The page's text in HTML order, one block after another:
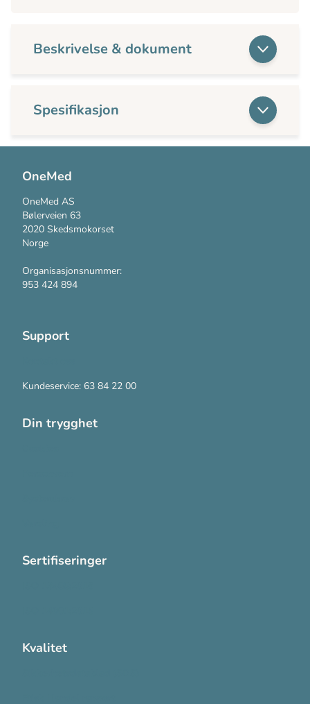
Beskrivelse & dokument
Spesifikasjon
OneMed
OneMed AS
Bølerveien 63
2020 Skedsmokorset
Norge
Organisasjonsnummer:
953 424 894
Support
Kundeservice: 63 84 22 00
Din trygghet
Sertifiseringer
Kvalitet